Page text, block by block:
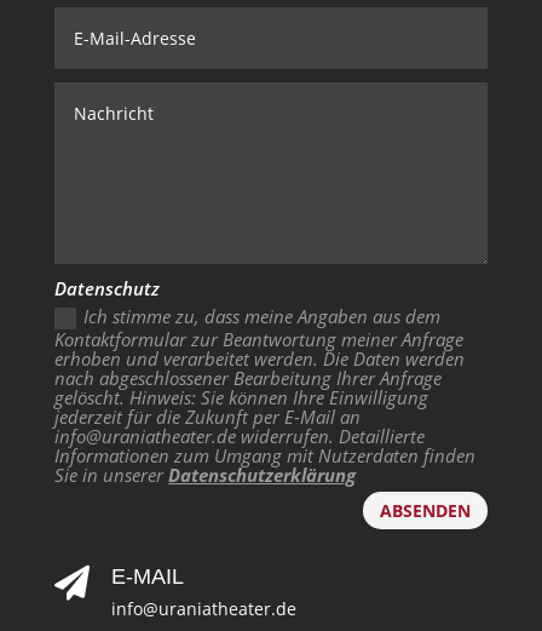
Datenschutz
Ich stimme zu, dass meine Angaben aus dem
Kontaktformular zur Beantwortung meiner Anfrage
erhoben und verarbeitet werden. Die Daten werden
nach abgeschlossener Bearbeitung Ihrer Anfrage
gelöscht. Hinweis: Sie können Ihre Einwilligung
jederzeit für die Zukunft per E-Mail an
info@uraniatheater.de widerrufen. Detaillierte
Informationen zum Umgang mit Nutzerdaten finden
Sie in unsererDatenschutzerklärung
ABSENDEN
 E-MAIL
info@uraniatheater.de